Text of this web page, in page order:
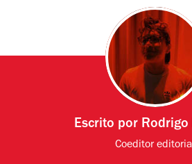
Escrito por Rodrigo
Coeditor